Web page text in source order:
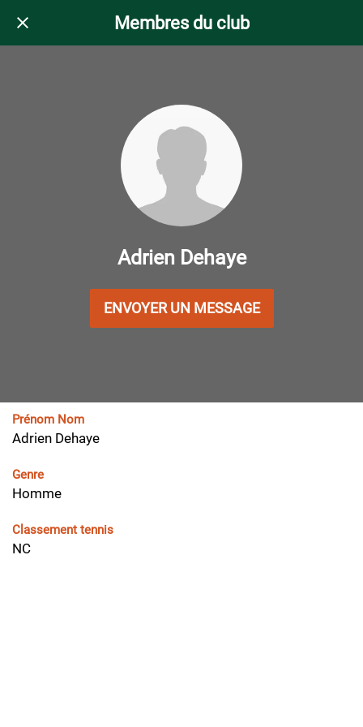
Membres du club
Adrien Dehaye
ENVOYER UN MESSAGE
Prénom Nom
Adrien Dehaye
Genre
Homme
Classement tennis
NC